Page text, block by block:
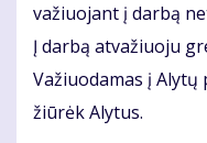
važiuojant į darbą
Į darbą atvažiuoju
Važiuodamas į
žiūrėk Alytus.